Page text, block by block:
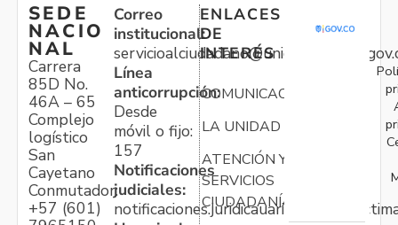
SEDE
NACIO
NAL
Carrera
85D No.
46A – 65
Complejo
logístico
San
Cayetano
Conmutador:
+57 (601)
Correo
institucional:
Línea
anticorrupción:
Desde
móvil o fijo:
157
Notificaciones
judiciales:
ENLACES
DE
INTERÉS
COMUNICACIONES
LA UNIDAD
ATENCIÓN Y
SERVICIOS
CIUDADANÍA